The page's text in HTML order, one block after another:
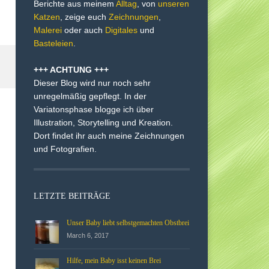
Berichte aus meinem Alltag , von unseren
Katzen , zeige euch Zeichnungen
Malerei oder auch Digitales und
Basteleien
+++ ACHTUNG +++
Dieser Blog wird nur noch sehr
unregelmäßig gepflegt. In der
Variatonsphase blogge ich über
Illustration, Storytelling und Kreation.
Dort findet ihr auch meine Zeichnungen
und Fotografien.
LETZTE BEITRÄGE
Unser Baby liebt selbstgemachten Obstbrei
March 6, 2017
Hilfe, mein Baby isst keinen Brei